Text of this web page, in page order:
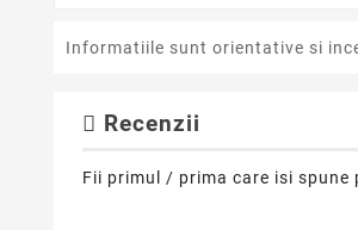
Informatiile sunt orientative si
Recenzii
Fii primul / prima care isi spune